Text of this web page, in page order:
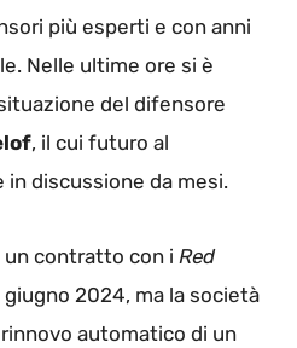
più esperti e con anni
Nelle ultime ore si è
del difensore
, il cui futuro al
in discussione da mesi.
un contratto con i Red
giugno 2024, ma la società
automatico di un